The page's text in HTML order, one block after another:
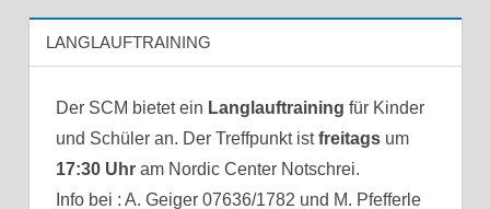
LANGLAUFTRAINING
Der SCM bietet ein Langlauftraining für Kinder
und Schüler an. Der Treffpunkt istfreitagsum
17:30 Uhram Nordic Center Notschrei.
Info bei : A. Geiger 07636/1782 und M. Pfefferle